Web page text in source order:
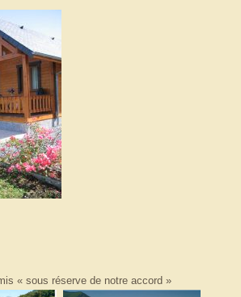
« sous réserve de notre accord »